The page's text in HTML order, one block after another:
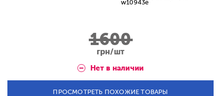
w10943e
1600
грн/шт
Нет в наличии
ПРОСМОТРЕТЬ ПОХОЖИЕ ТОВАРЫ